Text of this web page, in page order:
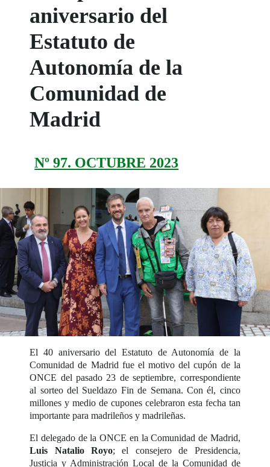
aniversario del
Estatuto de
Autonomía de la
Comunidad de
Madrid
Nº 97. OCTUBRE 2023
El 40 aniversario del Estatuto de Autonomía de la
Comunidad de Madrid fue el motivo del cupón de la
ONCE del pasado 23 de septiembre, correspondiente
al sorteo del Sueldazo Fin de Semana. Con él, cinco
millones y medio de cupones celebraron esta fecha tan
importante para madrileños y madrileñas.
El delegado de la ONCE en la Comunidad de Madrid,
Luis Natalio Royo; el consejero de Presidencia,
Justicia y Administración Local de la Comunidad de